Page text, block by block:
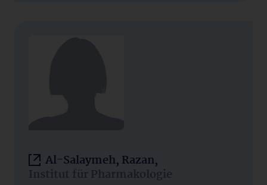
Al-Salaymeh, Razan,
Institut für Pharmakologie